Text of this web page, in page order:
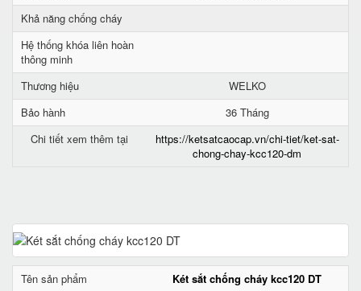
Khả năng chống cháy
Hệ thống khóa liên hoàn
thông minh
Thương hiệu
WELKO
Bảo hành
36 Tháng
Chi tiết xem thêm tại
https://ketsatcaocap.vn/chi-tiet/ket-sat-
chong-chay-kcc120-dm
Tên sản phẩm
Két sắt chống cháy kcc120 DT